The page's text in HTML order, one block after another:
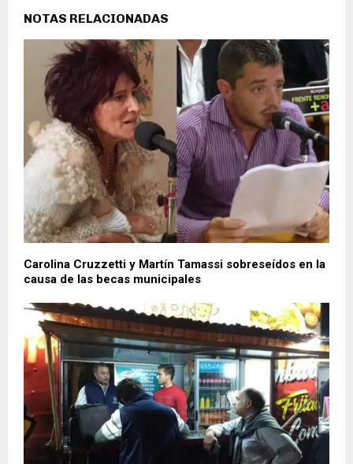
NOTAS RELACIONADAS
Carolina Cruzzetti y Martín Tamassi sobreseídos en la
causa de las becas municipales